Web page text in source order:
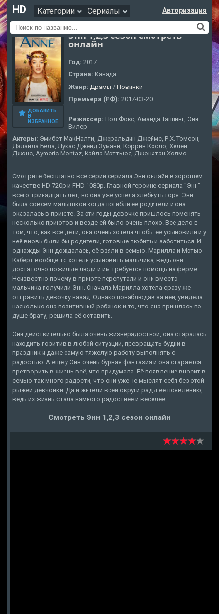
HD Категории Сериалы Авторизация
ДОБАВИТЬ
В
ИЗБРАННОЕ
Энн 1,2,3 сезон смотреть
онлайн
Год: 2017
Страна: Канада
Жанр: Драмы / Новинки
Премьера (РФ): 2017-03-20
Режиссер: Пол Фокс, Аманда Таппинг, Энн
Вилер
Актеры: Эмибет МакНалти, Джеральдин Джеймс, Р.Х. Томсон,
Дэлайла Бела, Лукас Джейд Зуманн, Коррин Косло, Хелен
Джонс, Aymeric Montaz, Кайла Мэттьюс, Джонатан Холмс
Смотрите бесплатно все серии сериала Энн онлайн в хорошем
качестве HD 720p и FHD 1080p. Главной героине сериала "Энн"
всего тринадцать лет, но она уже успела хлебнуть горя. Энн
была совсем малышкой когда погибли её родители и она
оказалась в приюте. За эти годы девочке пришлось поменять
несколько приютов и везде ей было очень плохо. Все дело в
том, что, как все дети, она очень хотела чтобы её усыновили и у
неё вновь были бы родители, готовые любить и заботиться. И
однажды Энн дождалась, её взяли в семью. Марилла и Мэтью
Каберт вообще то хотели усыновить мальчика, ведь они
достаточно пожилые люди и им требуется помощь на ферме.
Неизвестно почему в приюте перепутали и они вместо
мальчика получили Энн. Сначала Марилла хотела сразу же
отправить девочку назад. Однако понаблюдав за ней, увидела
насколько она позитивный ребенок и то, что она пришлась по
душе брату, решила её оставить.
Энн действительно была очень жизнерадостной, она старалась
находить позитив в любой ситуации, превращать будни в
праздник и даже самую тяжелую работу выполнять с
радостью. А еще у Энн очень бурная фантазия и она старается
претворить в жизнь всё, что придумала. Её появление вносит в
семью так много радости, что они уже не мыслят себя без этой
рыжей девчонки. Да и жители всей округи рады её появлению,
ведь их жизнь стала намного радостнее и веселее.
Смотреть Энн 1,2,3 сезон онлайн